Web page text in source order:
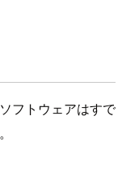
フトウェアはすで